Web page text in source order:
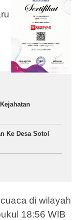
Ke Desa Sotol
di wilayah
18:56 WIB